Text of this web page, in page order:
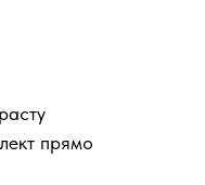
прямо